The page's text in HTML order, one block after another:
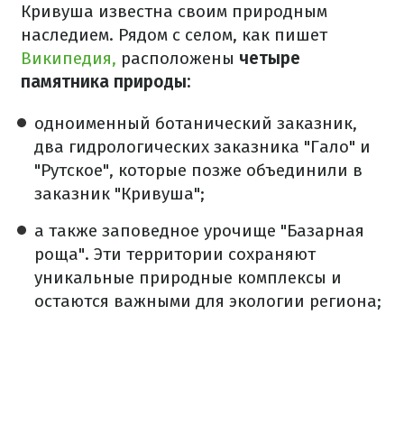
Кривуша известна своим природным
наследием. Рядом с селом, как пишет
Википедия, расположены четыре
памятника природы:
одноименный ботанический заказник,
два гидрологических заказника "Гало" и
"Рутское", которые позже объединили в
заказник "Кривуша";
а также заповедное урочище "Базарная
роща". Эти территории сохраняют
уникальные природные комплексы и
остаются важными для экологии региона;